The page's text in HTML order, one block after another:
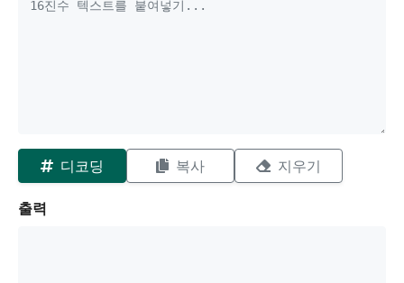
디코딩 복사 지우기
출력